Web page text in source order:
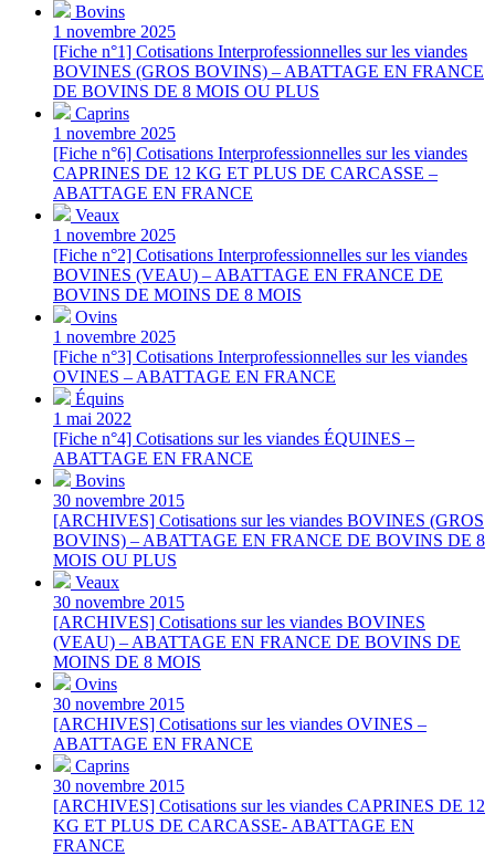
Bovins
1 novembre 2025
[Fiche n°1] Cotisations Interprofessionnelles sur les viandes
BOVINES (GROS BOVINS) – ABATTAGE EN FRANCE
DE BOVINS DE 8 MOIS OU PLUS
Caprins
1 novembre 2025
[Fiche n°6] Cotisations Interprofessionnelles sur les viandes
CAPRINES DE 12 KG ET PLUS DE CARCASSE –
ABATTAGE EN FRANCE
Veaux
1 novembre 2025
[Fiche n°2] Cotisations Interprofessionnelles sur les viandes
BOVINES (VEAU) – ABATTAGE EN FRANCE DE
BOVINS DE MOINS DE 8 MOIS
Ovins
1 novembre 2025
[Fiche n°3] Cotisations Interprofessionnelles sur les viandes
OVINES – ABATTAGE EN FRANCE
Équins
1 mai 2022
[Fiche n°4] Cotisations sur les viandes ÉQUINES –
ABATTAGE EN FRANCE
Bovins
30 novembre 2015
[ARCHIVES] Cotisations sur les viandes BOVINES (GROS
BOVINS) – ABATTAGE EN FRANCE DE BOVINS DE 8
MOIS OU PLUS
Veaux
30 novembre 2015
[ARCHIVES] Cotisations sur les viandes BOVINES
(VEAU) – ABATTAGE EN FRANCE DE BOVINS DE
MOINS DE 8 MOIS
Ovins
30 novembre 2015
[ARCHIVES] Cotisations sur les viandes OVINES –
ABATTAGE EN FRANCE
Caprins
30 novembre 2015
[ARCHIVES] Cotisations sur les viandes CAPRINES DE 12
KG ET PLUS DE CARCASSE- ABATTAGE EN
FRANCE